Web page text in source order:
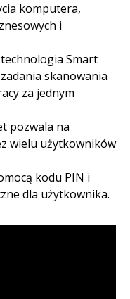
komputera,
i
Smart
skanowania
za jednym
pozwala na
wielu użytkowników
kodu PIN i
dla użytkownika.​